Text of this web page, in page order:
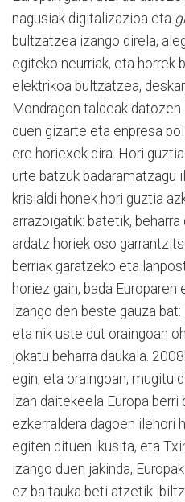
nagusiak digitalizazioa eta
bultzatzea izango direla,
egiteko neurriak, eta horrek
elektrikoa bultzatzea,
Mondragon taldeak
duen gizarte eta enpresa
ere horiexek dira. Hori
urte batzuk badaramatzagu
krisialdi honek hori guztia
arrazoigatik: batetik,
ardatz horiek oso
berriak garatzeko eta
horiez gain, bada
izango den beste gauza bat:
eta nik uste dut oraingoan
jokatu beharra daukala.
egin, eta oraingoan, mugitu
izan daitekeela Europa berri
ezkerraldera dagoen ilehori
egiten dituen ikusita, eta
izango duen jakinda,
ez baitauka beti atzetik